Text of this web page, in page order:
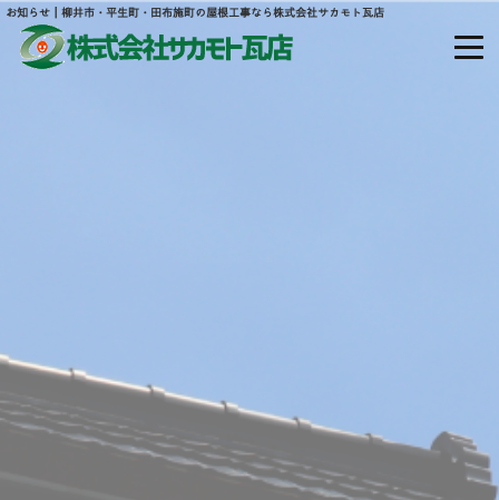
お知らせ｜柳井市・平生町・田布施町の屋根工事なら株式会社サカモト瓦店
当社について